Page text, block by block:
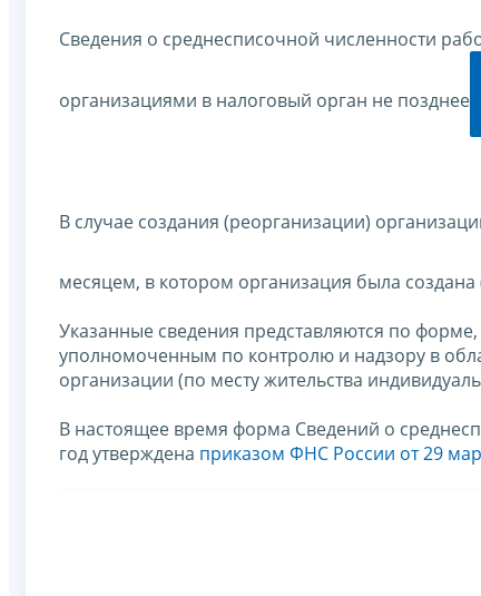
Сведения о среднесписочной численности
организациями в налоговый орган не позднее
В случае создания (реорганизации)
месяцем, в котором организация была создана
Указанные сведения представляются по
уполномоченным по контролю и надзору в
организации (по месту жительства
В настоящее время форма Сведений о
год утверждена приказом ФНС России от 29